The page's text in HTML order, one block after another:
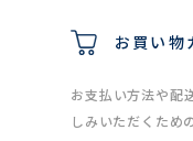
お買い物
お支払い方法や配
しみいただくため